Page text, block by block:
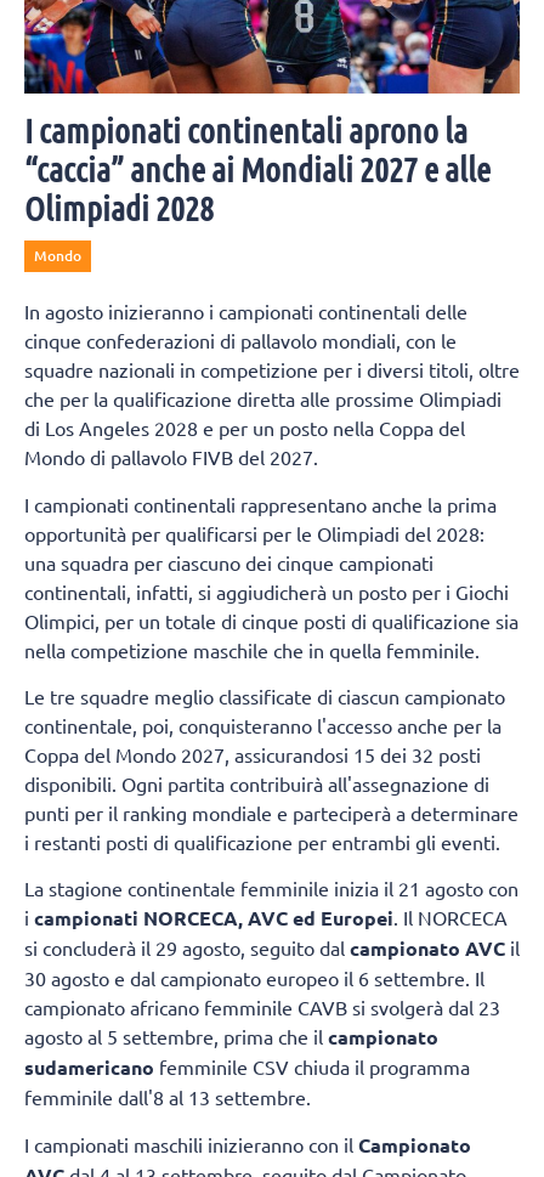
I campionati continentali aprono la
“caccia” anche ai Mondiali 2027 e alle
Olimpiadi 2028
Mondo
In agosto inizieranno i campionati continentali delle
cinque confederazioni di pallavolo mondiali, con le
squadre nazionali in competizione per i diversi titoli, oltre
che per la qualificazione diretta alle prossime Olimpiadi
di Los Angeles 2028 e per un posto nella Coppa del
Mondo di pallavolo FIVB del 2027.
I campionati continentali rappresentano anche la prima
opportunità per qualificarsi per le Olimpiadi del 2028:
una squadra per ciascuno dei cinque campionati
continentali, infatti, si aggiudicherà un posto per i Giochi
Olimpici, per un totale di cinque posti di qualificazione sia
nella competizione maschile che in quella femminile.
Le tre squadre meglio classificate di ciascun campionato
continentale, poi, conquisteranno l'accesso anche per la
Coppa del Mondo 2027, assicurandosi 15 dei 32 posti
disponibili. Ogni partita contribuirà all'assegnazione di
punti per il ranking mondiale e parteciperà a determinare
i restanti posti di qualificazione per entrambi gli eventi.
La stagione continentale femminile inizia il 21 agosto con
i campionati NORCECA, AVC ed Europei. Il NORCECA
si concluderà il 29 agosto, seguito dal campionato AVC il
30 agosto e dal campionato europeo il 6 settembre. Il
campionato africano femminile CAVB si svolgerà dal 23
agosto al 5 settembre, prima che il campionato
sudamericano femminile CSV chiuda il programma
femminile dall'8 al 13 settembre.
I campionati maschili inizieranno con il Campionato